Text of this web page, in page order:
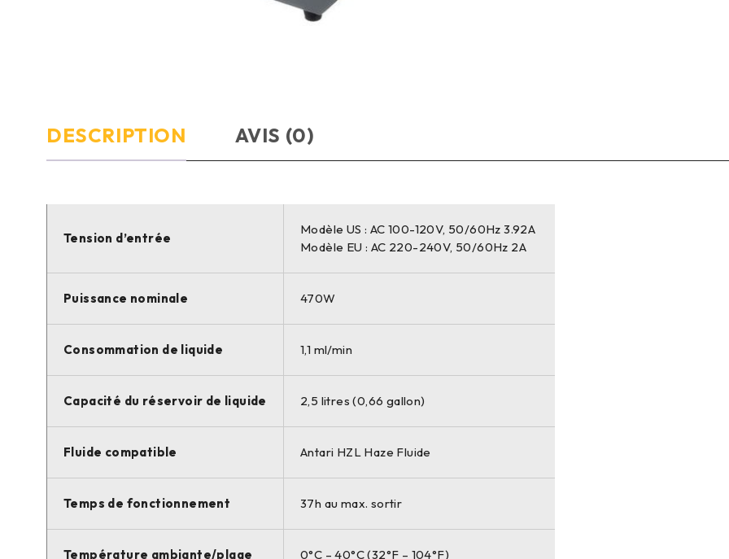
DESCRIPTION AVIS (0)
Tension d’entrée
Modèle US : AC 100-120V, 50/60Hz 3.92A
Modèle EU : AC 220-240V, 50/60Hz 2A
Puissance nominale 470W
Consommation de liquide 1,1 ml/min
Capacité du réservoir de liquide 2,5 litres (0,66 gallon)
Fluide compatible Antari HZL Haze Fluide
Temps de fonctionnement 37h au max. sortir
Température ambiante/plage 0°C – 40°C (32°F – 104°F)